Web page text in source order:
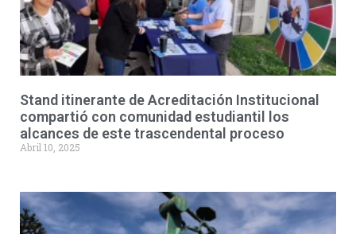
Stand itinerante de Acreditación Institucional
compartió con comunidad estudiantil los
alcances de este trascendental proceso
Abril 10, 2025